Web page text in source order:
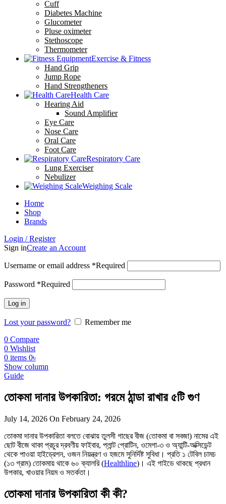
Cuff
Diabetes Machine
Glucometer
Pluse oximeter
Stethoscope
Thermometer
Exercise & Fitness
Hand Grip
Jump Rope
Hand Strengtheners
Health Care
Hearing Aid
Sound Amplifier
Eye Care
Nose Care
Oral Care
Foot Care
Respiratory Care
Lung Exerciser
Nebulizer
Weighing Scale
Home
Shop
Brands
Login / Register
Sign inCreate an Account
Username or email address *Required
Password *Required
Log in
Lost your password?
Remember me
0 Compare
0 Wishlist
0 items 0৳
Show column
Guide
তোকমা দানার উপকারিতা: গরমে ঠান্ডা রাখার ৫টি গুণ
July 14, 2026 On February 24, 2026
তোকমা দানার উপকারিতা বলতে বোঝায় তুলসী গাছের বীজ (তোকমা বা সবজা) নামের এই
ছোট বীজে থাকা প্রচুর দ্রবণীয় ফাইবার, প্লান্ট প্রোটিন, ওমেগা-৩ ও অ্যান্টি-অক্সিডেন্ট
থেকে পাওয়া হাইড্রেশন, ওজন নিয়ন্ত্রণ ও হজমে সুনির্দিষ্ট সুবিধা। প্রতি ১ টেবিল চামচ
(১৩ গ্রাম) তোকমায় থাকে ৬০ ক্যালরি (Healthline)। এই গাইডে থাকছে প্রধান
উপকার, খাওয়ার নিয়ম ও সতর্কতা।
তোকমা দানার উপকারিতা কী কী?